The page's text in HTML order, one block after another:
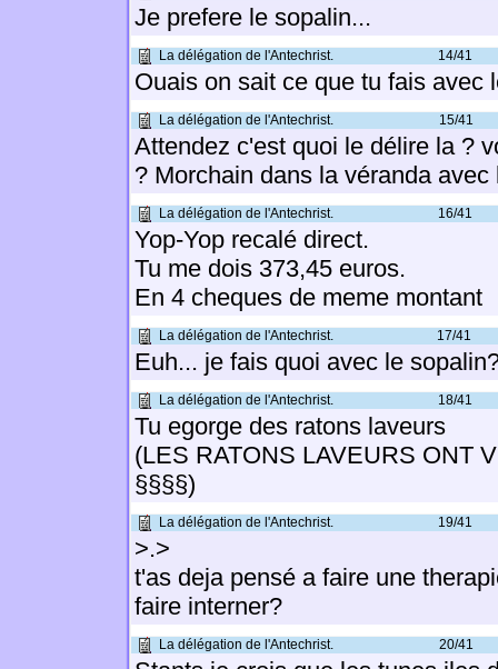
Je prefere le sopalin...
La délégation de l'Antechrist. 14/41
Ouais on sait ce que tu fais avec
La délégation de l'Antechrist. 15/41
Attendez c'est quoi le délire la ?
? Morchain dans la véranda avec
La délégation de l'Antechrist. 16/41
Yop-Yop recalé direct.
Tu me dois 373,45 euros.
En 4 cheques de meme montant
La délégation de l'Antechrist. 17/41
Euh... je fais quoi avec le
La délégation de l'Antechrist. 18/41
Tu egorge des ratons laveurs
(LES RATONS LAVEURS ONT
§§§§)
La délégation de l'Antechrist. 19/41
>.>
t'as deja pensé a faire une
faire interner?
La délégation de l'Antechrist. 20/41